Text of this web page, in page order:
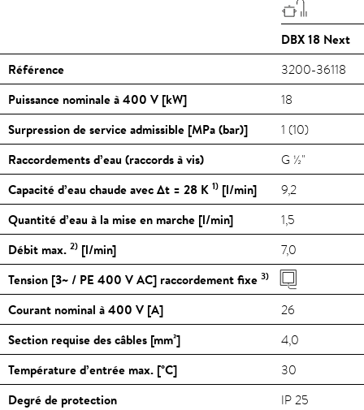
DBX 18 Next
Référence
Puissance nominale à 400 V [kW]
Surpression de service admissible [MPa (bar)]
Raccordements d’eau (raccords à vis)
Capacité d’eau chaude avec Δt = 28 K 1) [l/min]
Quantité d’eau à la mise en marche [l/min]
Débit max. 2) [l/min]
Tension [3~ / PE 400 V AC] raccordement fixe 3)
Courant nominal à 400 V [A]
Section requise des câbles [mm²]
Température d’entrée max. [°C]
Degré de protection
3200-36118
18
1 (10)
G ½"
9,2
1,5
7,0
26
4,0
30
IP 25